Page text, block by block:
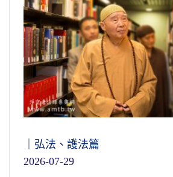
｜弘法、護法篇
2026-07-29